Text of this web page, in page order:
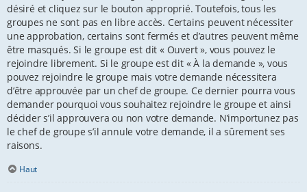
désiré et cliquez sur le bouton approprié. Toutefois, tous les
groupes ne sont pas en libre accès. Certains peuvent nécessiter
une approbation, certains sont fermés et d’autres peuvent même
être masqués. Si le groupe est dit « Ouvert », vous pouvez le
rejoindre librement. Si le groupe est dit « À la demande », vous
pouvez rejoindre le groupe mais votre demande nécessitera
d’être approuvée par un chef de groupe. Ce dernier pourra vous
demander pourquoi vous souhaitez rejoindre le groupe et ainsi
décider s’il approuvera ou non votre demande. N’importunez pas
le chef de groupe s’il annule votre demande, il a sûrement ses
raisons.
Haut